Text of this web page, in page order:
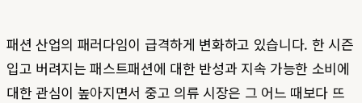
패션 산업의 패러다임이 급격하게 변화하고 있습니다. 한 시즌
입고 버려지는 패스트패션에 대한 반성과 지속 가능한 소비에
대한 관심이 높아지면서 중고 의류 시장은 그 어느 때보다 뜨